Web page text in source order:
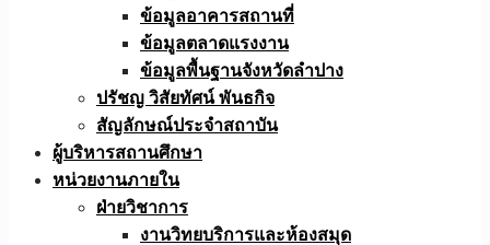
ข้อมูลอาคารสถานที่
ข้อมูลตลาดแรงงาน
ข้อมูลพื้นฐานจังหวัดลำปาง
ปรัชญ วิสัยทัศน์ พันธกิจ
สัญลักษณ์ประจำสถาบัน
ผู้บริหารสถานศึกษา
หน่วยงานภายใน
ฝ่ายวิชาการ
งานวิทยบริการและห้องสมุด